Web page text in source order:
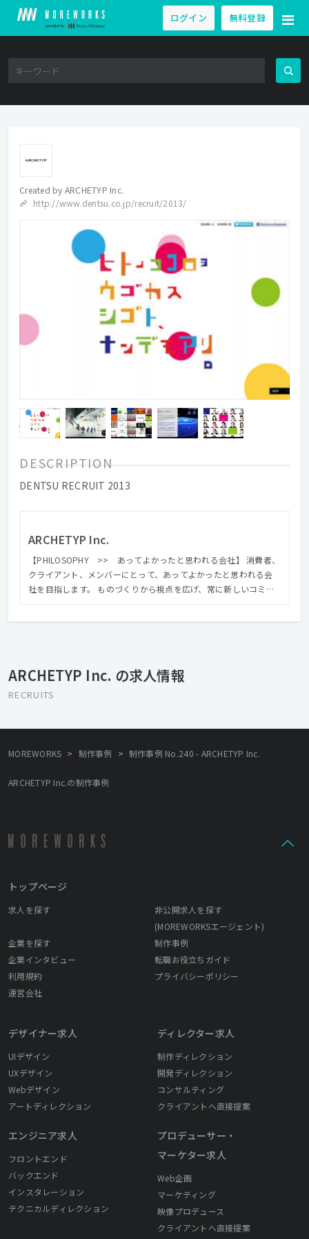
ログイン 無料登録
Created by ARCHETYP Inc.
http://www.dentsu.co.jp/recruit/2013/
DESCRIPTION
DENTSU RECRUIT 2013
ARCHETYP Inc.
【PHILOSOPHY >> あってよかったと思われる会社】 消費者、
クライアント、メンバーにとって、あってよかったと思われる会
社を目指します。 ものづくりから視点を広げ、常に新しいコミュ
命です。 変化を楽しみ、チャレンジしながら、 制作工程からアウ
トプットまで責任を持って、 消費者、クライアントとより良き未
ARCHETYP Inc. の求人情報
RECRUITS
MOREWORKS > 制作事例 > 制作事例 No.240 - ARCHETYP Inc.
ARCHETYP Inc.の制作事例
トップページ
求人を探す
非公開求人を探す
(MOREWORKSエージェント)
企業を探す
制作事例
企業インタビュー
転職お役立ちガイド
利用規約
プライバシーポリシー
運営会社
デザイナー求人
UIデザイン
UXデザイン
Webデザイン
アートディレクション
エンジニア求人
フロントエンド
バックエンド
インスタレーション
テクニカルディレクション
ディレクター求人
制作ディレクション
開発ディレクション
コンサルティング
クライアントへ直接提案
プロデューサー・
マーケター求人
Web企画
マーケティング
映像プロデュース
クライアントへ直接提案